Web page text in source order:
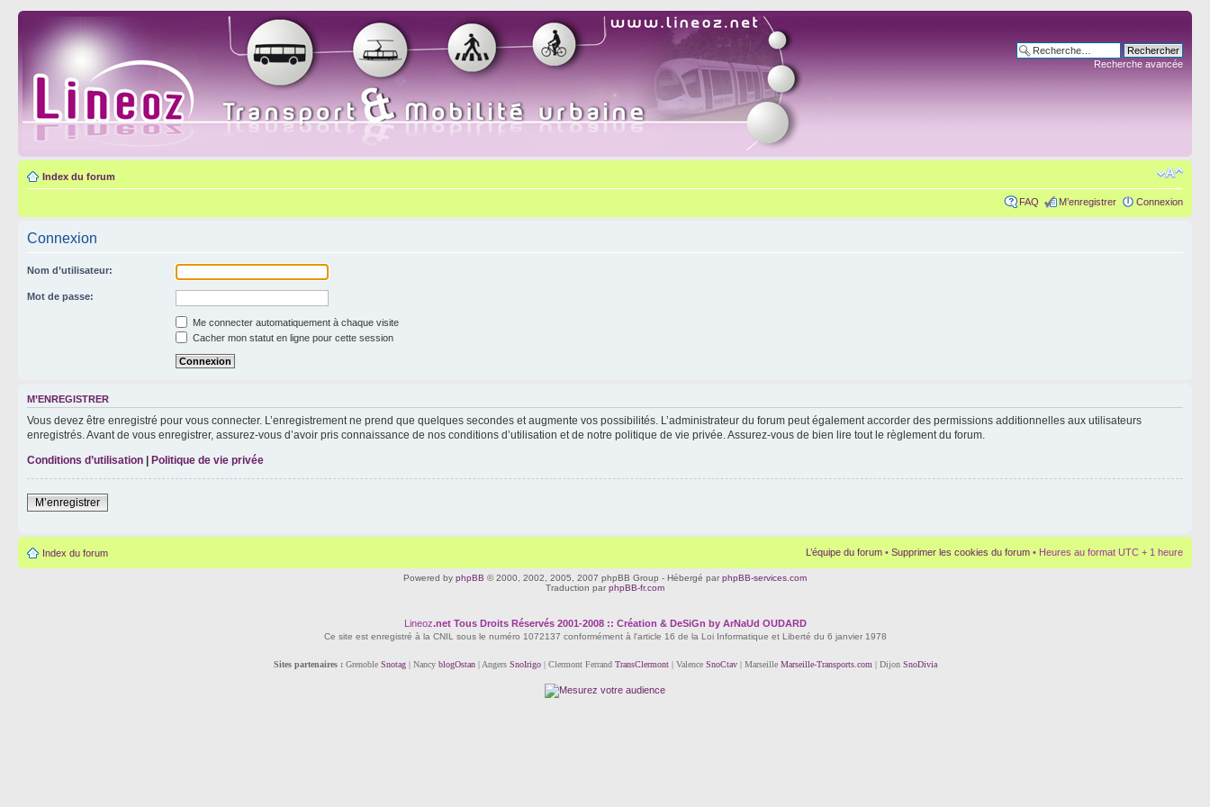
Recherche avancée
Index du forum
FAQ M’enregistrer Connexion
Connexion
Nom d’utilisateur:
Mot de passe:
Me connecter automatiquement à chaque visite
Cacher mon statut en ligne pour cette session
M’ENREGISTRER
Vous devez être enregistré pour vous connecter. L’enregistrement ne prend que quelques secondes et augmente vos possibilités. L’administrateur du forum peut également accorder des permissions additionnelles aux utilisateurs
enregistrés. Avant de vous enregistrer, assurez-vous d’avoir pris connaissance de nos conditions d’utilisation et de notre politique de vie privée. Assurez-vous de bien lire tout le règlement du forum.
Conditions d’utilisation | Politique de vie privée
M’enregistrer
Index du forum L’équipe du forum • Supprimer les cookies du forum • Heures au format UTC + 1 heure
Powered by phpBB © 2000, 2002, 2005, 2007 phpBB Group - Hébergé par phpBB-services.com
Traduction par phpBB-fr.com
Lineoz.netTous Droits Réservés 2001-2008 :: Création & DeSiGn by ArNaUd OUDARD
Ce site est enregistré à la CNIL sous le numéro 1072137 conformément à l'article 16 de la Loi Informatique et Liberté du 6 janvier 1978
Sites partenaires :Grenoble Snotag| Nancy blogOstan| Angers SnoIrigo| Clermont Ferrand TransClermont| Valence SnoCtav| Marseille Marseille-Transports.com | Dijon SnoDivia